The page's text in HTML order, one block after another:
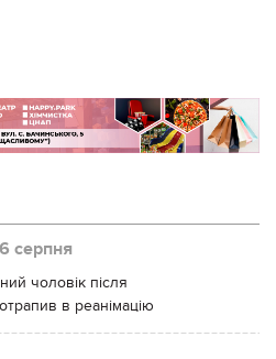
серпня
чоловік після
в реанімацію